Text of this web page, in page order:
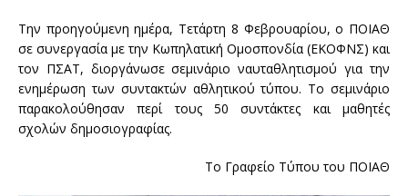
Την προηγούμενη ημέρα, Τετάρτη 8 Φεβρουαρίου, ο ΠΟΙΑΘ
σε συνεργασία με την Κωπηλατική Ομοσπονδία (ΕΚΟΦΝΣ) και
τον ΠΣΑΤ, διοργάνωσε σεμινάριο ναυταθλητισμού για την
ενημέρωση των συντακτών αθλητικού τύπου. Το σεμινάριο
παρακολούθησαν περί τους 50 συντάκτες και μαθητές
σχολών δημοσιογραφίας.
Το Γραφείο Τύπου του ΠΟΙΑΘ